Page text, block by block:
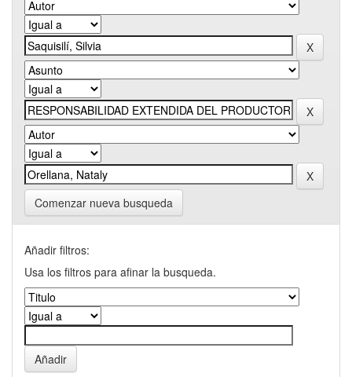
Comenzar nueva busqueda
Añadir filtros:
Usa los filtros para afinar la busqueda.